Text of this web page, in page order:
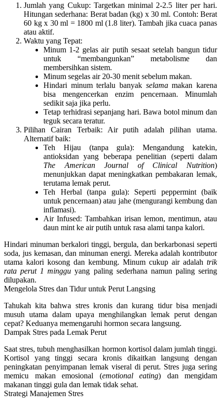
Jumlah yang Cukup: Targetkan minimal 2-2.5 liter per hari.
Hitungan sederhana: Berat badan (kg) x 30 ml. Contoh: Berat
60 kg x 30 ml = 1800 ml (1.8 liter). Tambah jika cuaca panas
atau aktif.
Waktu yang Tepat:
Minum 1-2 gelas air putih sesaat setelah bangun tidur
untuk “membangunkan” metabolisme dan
membersihkan sistem.
Minum segelas air 20-30 menit sebelum makan.
Hindari minum terlalu banyak selamamakan karena
bisa mengencerkan enzim pencernaan. Minumlah
sedikit saja jika perlu.
Tetap terhidrasi sepanjang hari. Bawa botol minum dan
teguk secara teratur.
Pilihan Cairan Terbaik: Air putih adalah pilihan utama.
Alternatif baik:
Teh Hijau (tanpa gula): Mengandung katekin,
antioksidan yang beberapa penelitian (seperti dalam
The American Journal of Clinical Nutrition)
menunjukkan dapat meningkatkan pembakaran lemak,
terutama lemak perut.
Teh Herbal (tanpa gula): Seperti peppermint (baik
untuk pencernaan) atau jahe (mengurangi kembung dan
inflamasi).
Air Infused: Tambahkan irisan lemon, mentimun, atau
daun mint ke air putih untuk rasa alami tanpa kalori.
Hindari minuman berkalori tinggi, bergula, dan berkarbonasi seperti
soda, jus kemasan, dan minuman energi. Mereka adalah kontributor
utama kalori kosong dan kembung. Minum cukup air adalah trik
rata perut 1 minggu yang paling sederhana namun paling sering
dilupakan.
Mengelola Stres dan Tidur untuk Perut Langsing
Tahukah kita bahwa stres kronis dan kurang tidur bisa menjadi
musuh utama dalam upaya menghilangkan lemak perut dengan
cepat? Keduanya memengaruhi hormon secara langsung.
Dampak Stres pada Lemak Perut
Saat stres, tubuh menghasilkan hormon kortisol dalam jumlah tinggi.
Kortisol yang tinggi secara kronis dikaitkan langsung dengan
peningkatan penyimpanan lemak viseral di perut. Stres juga sering
memicu makan emosional (emotional eating) dan mengidam
makanan tinggi gula dan lemak tidak sehat.
Strategi Manajemen Stres